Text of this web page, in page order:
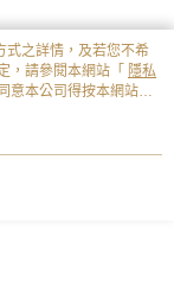
式之詳情，及若您不希
，請參閱本網站「 隱私
意本公司得按本網站使